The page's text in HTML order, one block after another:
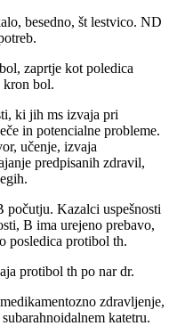
besedno, št lestvico. ND
zaprtje kot poledica
kron bol.
ki jih ms izvaja pri
in potencialne probleme.
učenje, izvaja
predpisanih zdravil,
počutju. Kazalci uspešnosti
B ima urejeno prebavo,
posledica protibol th.
protibol th po nar dr.
zdravljenje,
katetru.